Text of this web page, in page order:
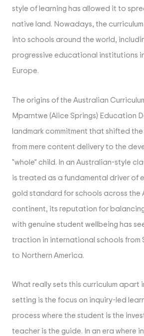
style of learning has allowed it to
native land. Nowadays, the
into schools around the world,
progressive educational institutions
Europe.
The origins of the Australian
Mparntwe (Alice Springs) Education
landmark commitment that shifted
from mere content delivery to the
"whole" child. In an Australian-style
is treated as a fundamental driver of
gold standard for schools across the
continent, its reputation for
with genuine student wellbeing has
traction in international schools from
to Northern America.
What really sets this curriculum apart
setting is the focus on inquiry-led
process where the student is the
teacher is the guide. In an era where